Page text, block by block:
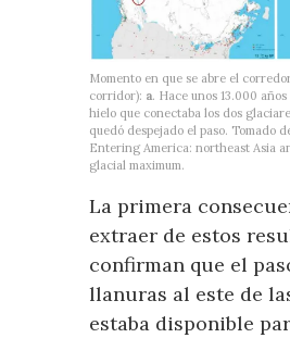
Momento en que se abre el
corridor): a. Hace unos 13.000
hielo que conectaba los dos
quedó despejado el paso. Tomado
Entering America: northeast Asia
glacial maximum.
La primera
extraer de estos
confirman que el
llanuras al este de
estaba disponible